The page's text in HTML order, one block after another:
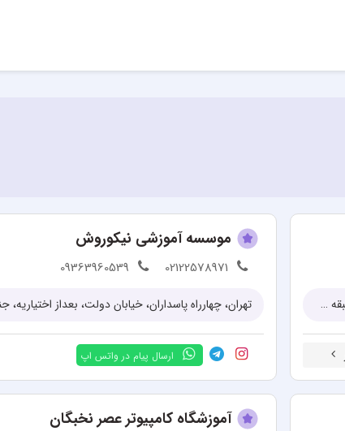
تهران، خیابان پاسداران، نبش بوستان پنجم، روبروی برج سفید، ساختمان پزشکان بوستان، پلاک ۱۰۰، طبقه سوم، واحد ۱۱
موسسه آموزشی نیکوروش
02122578971
09363960539
ارسال پیام در واتس اپ
آموزشگاه کامپیوتر عصر نخبگان